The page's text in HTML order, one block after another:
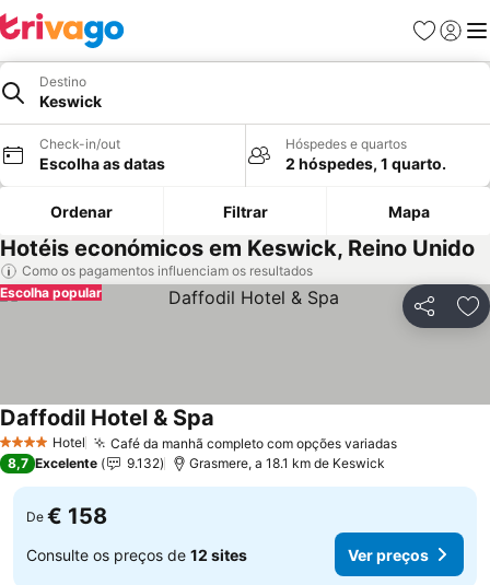
Favoritos
Iniciar
Destino
Keswick
Check-in/out
Escolha as datas
Hóspedes e quartos
2 hóspedes, 1 quarto.
Ordenar Filtrar Mapa
Hotéis económicos em Keswick, Reino Unido
Como os pagamentos influenciam os resultados
Partilhar
Escolha popular
4 EstrelasHotel Café da manhã completo com opções variadas
Daffodil Hotel & Spa
8,7 Excelente 9.132 Grasmere, a 18.1 km de Keswick
De € 158
Consulte os preços de 12 sites Ver preços